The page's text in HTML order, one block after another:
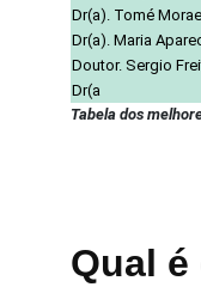
Dr(a). Tomé
Dr(a). Maria
Doutor. Sergio
Dr(a
Tabela dos
Qual